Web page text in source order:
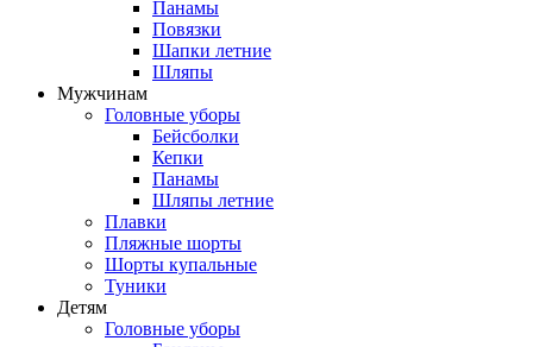
Панамы
Повязки
Шапки летние
Шляпы
Мужчинам
Головные уборы
Бейсболки
Кепки
Панамы
Шляпы летние
Плавки
Пляжные шорты
Шорты купальные
Туники
Детям
Головные уборы